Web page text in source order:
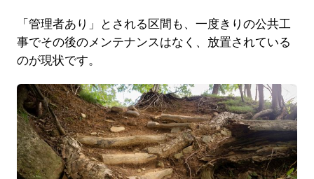
「管理者あり」とされる区間も、一度きりの公共工
事でその後のメンテナンスはなく、放置されている
のが現状です。